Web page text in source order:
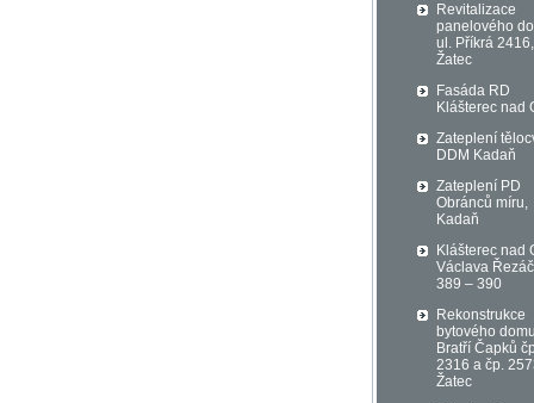
Revitalizace
panelového
ul. Příkrá 2416,
Žatec
Fasáda RD
Klášterec nad
Zateplení
DDM Kadaň
Zateplení PD
Obránců míru,
Kadaň
Klášterec nad
Václava
389 – 390
Rekonstrukce
bytového
Bratří Čapků
2316 a čp.
Žatec